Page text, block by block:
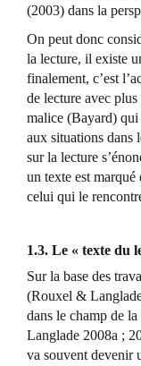
(2003) dans la
On peut donc
la lecture, il existe
finalement, c’est
de lecture avec
malice (Bayard) qui
aux situations dans
sur la lecture
un texte est
celui qui le
1.3. Le « texte du
Sur la base des
(Rouxel &
dans le champ de
Langlade 2008a ;
va souvent devenir